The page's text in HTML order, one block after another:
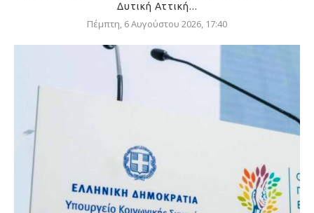
Δυτική Αττική...
Πέμπτη, 6 Αυγούστου 2026, 17:40